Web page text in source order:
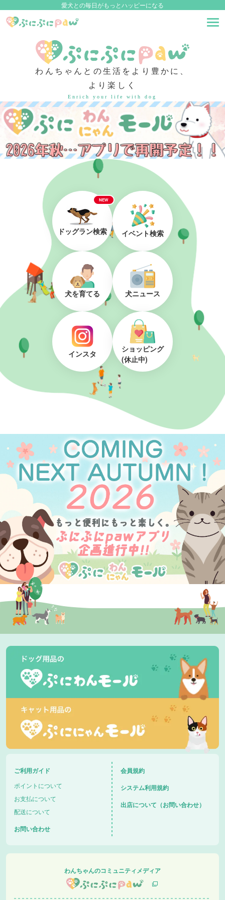
愛犬との毎日がもっとハッピーになる
わんちゃんとの生活をより豊かに、
より楽しく
Enrich your life with dog
NEW
ドッグラン検索 イベント検索
犬を育てる 犬ニュース
インスタ
ショッピング
(休止中)
ご利用ガイド
ポイントについて
お支払について
配送について
お問い合わせ
会員規約
システム利用規約
出店について（お問い合わせ）
わんちゃんのコミュニティメディア